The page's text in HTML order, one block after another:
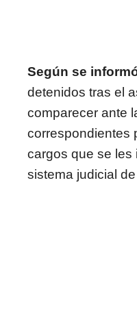
Según se
detenidos tras el
comparecer ante
correspondientes
cargos que se les
sistema judicial